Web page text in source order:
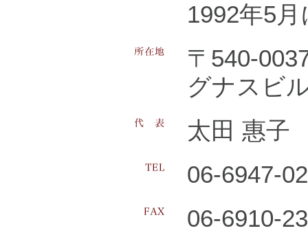
1992年5
〒540-
グナスビ
太田 惠子
06-6947-
06-6910-